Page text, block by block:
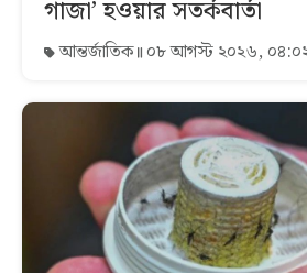
গাজা’ হওয়ার সতর্কবার্তা
আন্তর্জাতিক ০৮ আগস্ট ২০২৬,